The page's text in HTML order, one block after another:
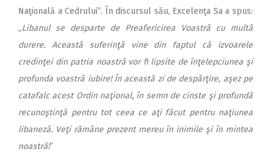
Naţională a Cedrului”. În discursul său, Excelenţa Sa a spus:
„Libanul se desparte de Preafericirea Voastră cu multă
durere. Această suferinţă vine din faptul că izvoarele
credinţei din patria noastră vor fi lipsite de înţelepciunea şi
profunda voastră iubire! În această zi de despărţire, aşez pe
catafalc acest Ordin naţional, în semn de cinste şi profundă
recunoştinţă pentru tot ceea ce aţi făcut pentru naţiunea
libaneză. Veţi rămâne prezent mereu în inimile şi în mintea
noastră!”